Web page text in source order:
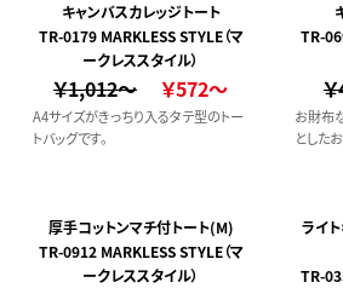
キャンバスカレッジトート
TR-0179 MARKLESS STYLE（マ
ークレススタイル）
￥1,012～ ￥572～
A4サイズがきっちり入るタテ型のトー
トバッグです。
TR-
お財布
とした
厚手コットンマチ付トート(M)
TR-0912 MARKLESS STYLE（マ
ークレススタイル）
ライ
TR-